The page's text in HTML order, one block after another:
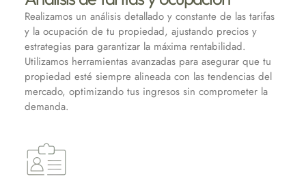
Realizamos un análisis detallado y constante de las tarifas
y la ocupación de tu propiedad, ajustando precios y
estrategias para garantizar la máxima rentabilidad.
Utilizamos herramientas avanzadas para asegurar que tu
propiedad esté siempre alineada con las tendencias del
mercado, optimizando tus ingresos sin comprometer la
demanda.